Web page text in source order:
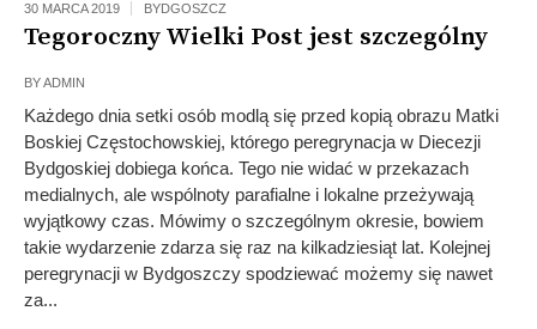
30 MARCA 2019 BYDGOSZCZ
Tegoroczny Wielki Post jest szczególny
BYADMIN
Każdego dnia setki osób modlą się przed kopią obrazu Matki
Boskiej Częstochowskiej, którego peregrynacja w Diecezji
Bydgoskiej dobiega końca. Tego nie widać w przekazach
medialnych, ale wspólnoty parafialne i lokalne przeżywają
wyjątkowy czas. Mówimy o szczególnym okresie, bowiem
takie wydarzenie zdarza się raz na kilkadziesiąt lat. Kolejnej
peregrynacji w Bydgoszczy spodziewać możemy się nawet
za...